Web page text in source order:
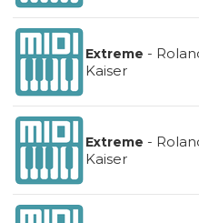
Extreme -
Kaiser
Extreme -
Kaiser